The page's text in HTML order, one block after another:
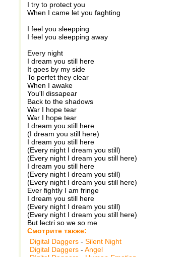
I try to protect you
When I came let you faghting
I feel you sleepping
I feel you sleepping away
Every night
I dream you still here
It goes by my side
To perfet they clear
When I awake
You'll dissapear
Back to the shadows
War I hope tear
War I hope tear
I dream you still here
(I dream you still here)
I dream you still here
(Every night I dream you still)
(Every night I dream you still here)
I dream you still here
(Every night I dream you still)
(Every night I dream you still here)
Ever fightly I am fringe
I dream you still here
(Every night I dream you still)
(Every night I dream you still here)
But lectri so we so me
Смотрите также:
Digital Daggers - Silent Night
Digital Daggers - Angel